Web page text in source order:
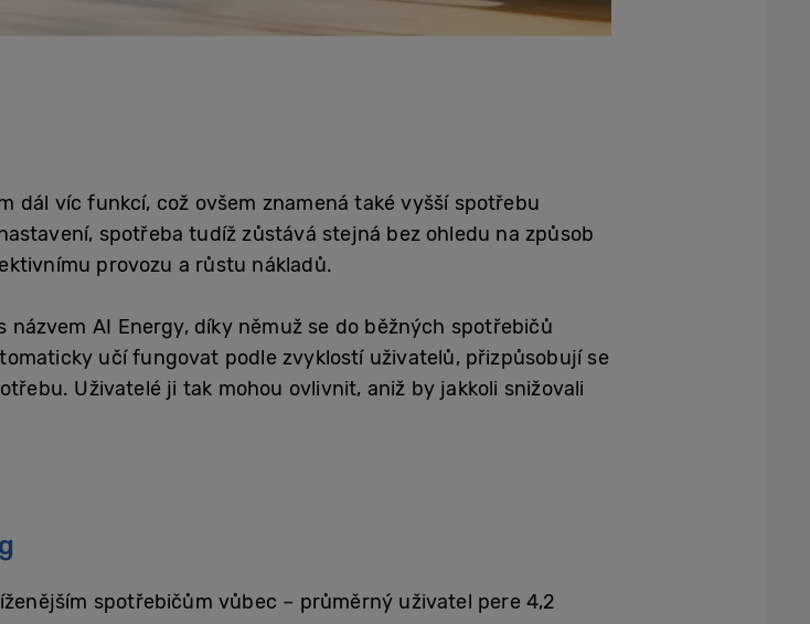
dál víc funkcí, což ovšem znamená také vyšší spotřebu
spotřeba tudíž zůstává stejná bez ohledu na způsob
provozu a růstu nákladů.
AI Energy, díky němuž se do běžných spotřebičů
učí fungovat podle zvyklostí uživatelů, přizpůsobují se
Uživatelé ji tak mohou ovlivnit, aniž by jakkoli snižovali
spotřebičům vůbec – průměrný uživatel pere 4,2